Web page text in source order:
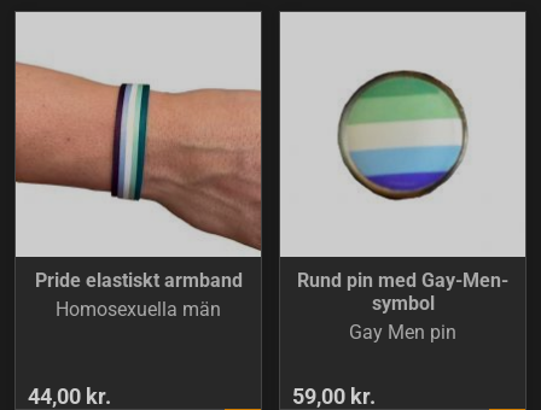
Pride elastiskt armband
Homosexuella män
44,00 kr.
Rund pin med Gay-Men-
symbol
Gay Men pin
59,00 kr.